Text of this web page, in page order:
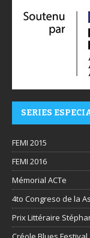
SERIES
FEMI 2015
FEMI 2016
Mémorial ACTe
4to Congreso de la
Prix Littéraire